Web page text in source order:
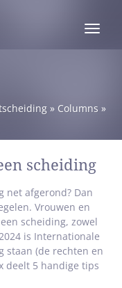
Toggle
» Columns »
scheiding
net afgerond? Dan
Vrouwen en
scheiding, zowel
is Internationale
staan (de rechten en
deelt 5 handige tips